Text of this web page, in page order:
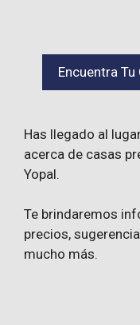
Encuentra Tu
Has llegado al
acerca de casas
Yopal.
Te brindaremos
precios,
mucho más.